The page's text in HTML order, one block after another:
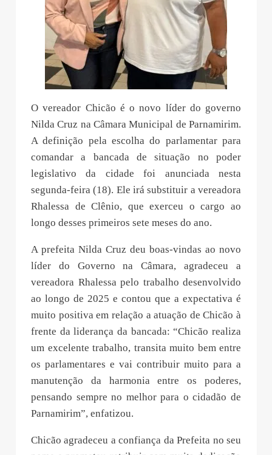
O vereador Chicão é o novo líder do governo
Nilda Cruz na Câmara Municipal de Parnamirim.
A definição pela escolha do parlamentar para
comandar a bancada de situação no poder
legislativo da cidade foi anunciada nesta
segunda-feira (18). Ele irá substituir a vereadora
Rhalessa de Clênio, que exerceu o cargo ao
longo desses primeiros sete meses do ano.
A prefeita Nilda Cruz deu boas-vindas ao novo
líder do Governo na Câmara, agradeceu a
vereadora Rhalessa pelo trabalho desenvolvido
ao longo de 2025 e contou que a expectativa é
muito positiva em relação a atuação de Chicão à
frente da liderança da bancada: “Chicão realiza
um excelente trabalho, transita muito bem entre
os parlamentares e vai contribuir muito para a
manutenção da harmonia entre os poderes,
pensando sempre no melhor para o cidadão de
Parnamirim”, enfatizou.
Chicão agradeceu a confiança da Prefeita no seu